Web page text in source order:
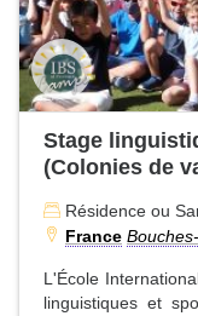
Stage
(Colonies de
Résidence ou
France
L'École
linguistiques et